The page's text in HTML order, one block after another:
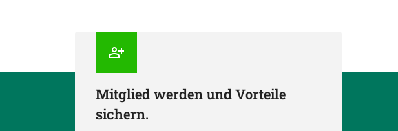
Mitglied werden und Vorteile
sichern.